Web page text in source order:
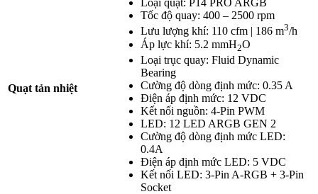
Quạt tản nhiệt
Loại quạt: P14 PRO ARGB
Tốc độ quay: 400 – 2500 rpm
Lưu lượng khí: 110 cfm | 186 m3/h
Áp lực khí: 5.2 mmH2O
Loại trục quay: Fluid Dynamic
Bearing
Cường độ dòng định mức: 0.35 A
Điện áp định mức: 12 VDC
Kết nối nguồn: 4-Pin PWM
LED: 12 LED ARGB GEN 2
Cường độ dòng định mức LED:
0.4A
Điện áp định mức LED: 5 VDC
Kết nối LED: 3-Pin A-RGB + 3-Pin
Socket